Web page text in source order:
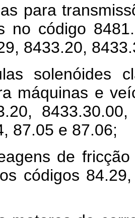
para
no código
8433.20,
solenóides
máquinas e
87.05 e 87.06;
de
códigos